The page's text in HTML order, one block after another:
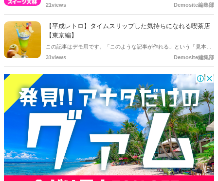
としてご確認ください。
21views Demosite編集部
【平成レトロ】タイムスリップした気持ちになれる喫茶店
【東京編】
この記事はデモ用です。「このような記事が作れる」という「見本」
としてご確認ください。
31views Demosite編集部